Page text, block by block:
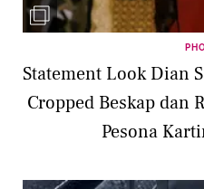
Statement Look Dian
Cropped Beskap dan
Pesona